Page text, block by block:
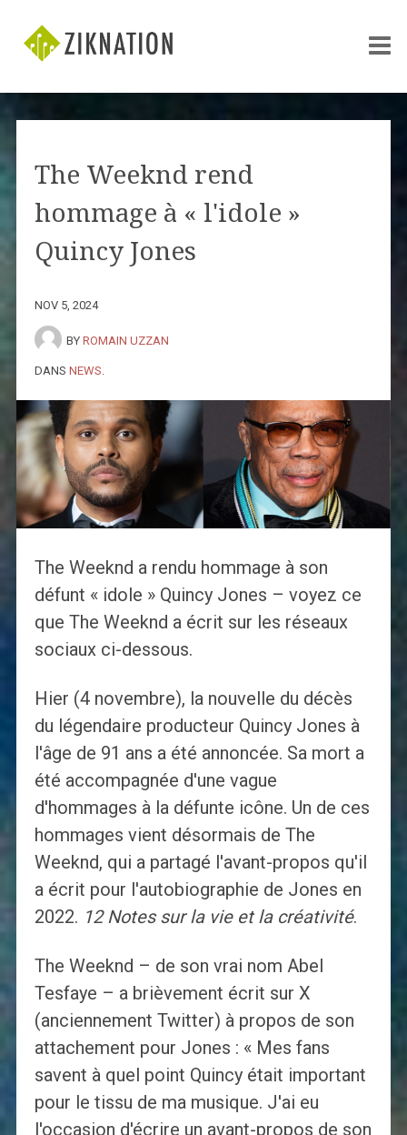
The Weeknd rend
hommage à « l'idole »
Quincy Jones
NOV 5, 2024
BY ROMAIN UZZAN
DANS NEWS
The Weeknd a rendu hommage à son
défunt « idole » Quincy Jones – voyez ce
que The Weeknd a écrit sur les réseaux
sociaux ci-dessous.
Hier (4 novembre), la nouvelle du décès
du légendaire producteur Quincy Jones à
l'âge de 91 ans a été annoncée. Sa mort a
été accompagnée d'une vague
d'hommages à la défunte icône. Un de ces
hommages vient désormais de The
Weeknd, qui a partagé l'avant-propos qu'il
a écrit pour l'autobiographie de Jones en
2022. 12 Notes sur la vie et la créativité.
The Weeknd – de son vrai nom Abel
Tesfaye – a brièvement écrit sur X
(anciennement Twitter) à propos de son
attachement pour Jones : « Mes fans
savent à quel point Quincy était important
pour le tissu de ma musique. J'ai eu
l'occasion d'écrire un avant-propos de son